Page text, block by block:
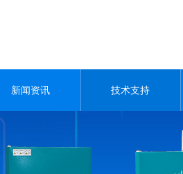
新闻资讯 技术支持